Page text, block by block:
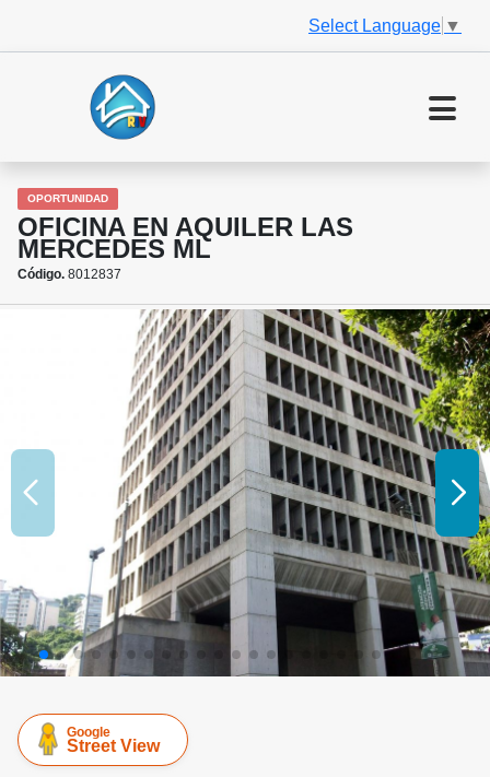
Select Language ▼
OPORTUNIDAD
OFICINA EN AQUILER LAS
MERCEDES ML
Código. 8012837
Google
Street View